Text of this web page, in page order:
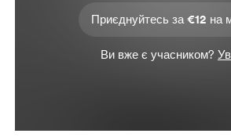
Приєднуйтесь за €12 на
Ви вже є учасником?